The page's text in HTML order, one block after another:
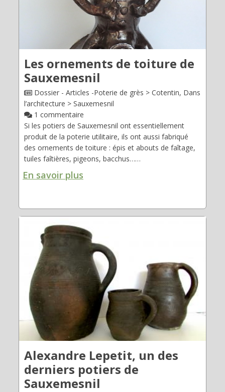
Déplier
Usage
Actualités
Déplier
Où
voir
Déplier
Contact
Les ornements de toiture de
Sauxemesnil
Dossier - Articles -Poterie de grès > Cotentin, Dans
l’architecture > Sauxemesnil
1 commentaire
Si les potiers de Sauxemesnil ont essentiellement
produit de la poterie utilitaire, ils ont aussi fabriqué
des ornements de toiture : épis et abouts de faîtage,
tuiles faîtières, pigeons, bacchus……
En savoir plus
Alexandre Lepetit, un des
derniers potiers de
Sauxemesnil